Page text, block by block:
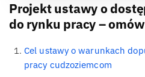
Projekt ustawy o
do rynku pracy –
Cel ustawy o warunkach
pracy cudzoziemcom